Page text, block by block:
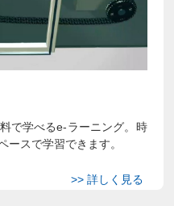
で学べるe-ラーニング。時
ースで学習できます。